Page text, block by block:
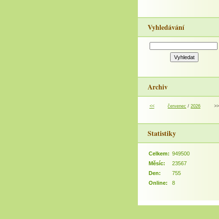
Vyhledávání
Archiv
<< červenec / 2026 >>
Statistiky
Online: 8
Celkem: 949500
Měsíc:
23567
Den:
755